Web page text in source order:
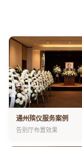
通州殡仪服务案例
告别厅布置效果